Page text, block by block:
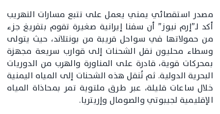
مصدر استقصائي يمني يعمل على تتبع مسارات التهريب
أكد لـ”إرم نيوز” أن سفنا إيرانية صغيرة تقوم بتفريغ جزء
من حمولاتها في سواحل قريبة من بونتلاند، حيث يتولى
وسطاء محليون نقل الشحنات إلى قوارب سريعة مجهزة
بمحركات قوية، قادرة على المناورة والهرب من الدوريات
البحرية الدولية. ثم تُنقل هذه الشحنات إلى المياه اليمنية
خلال ساعات قليلة، عبر طرق ملتوية تمر بمحاذاة المياه
الإقليمية لجيبوتي والصومال وإريتريا.